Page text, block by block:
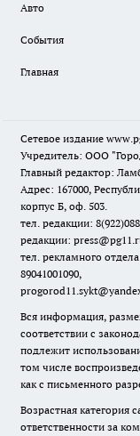
Авто
События
Главная
Сетевое издание
Учредитель: ООО
Главный редактор:
Адрес: 167000,
корпус Б, оф. 503.
тел. редакции:
редакции:
тел. рекламного
89041001090,
Вся информация,
соответствии с
подлежит
том числе
как с письменного
Возрастная категория
ответственности за